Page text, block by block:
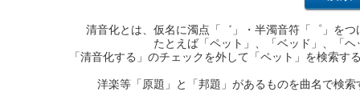
清音化とは、仮名に濁点「゛」・半濁音符「゜」を
たとえば「ペット」、「ベッド」、「
「清音化する」のチェックを外して「ペット」を検索
洋楽等「原題」と「邦題」があるものを曲名で検